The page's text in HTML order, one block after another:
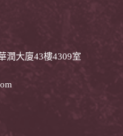
潤大廈43樓4309室